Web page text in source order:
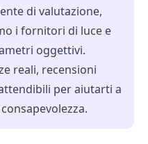
di valutazione,
i fornitori di luce e
oggettivi.
reali, recensioni
per aiutarti a